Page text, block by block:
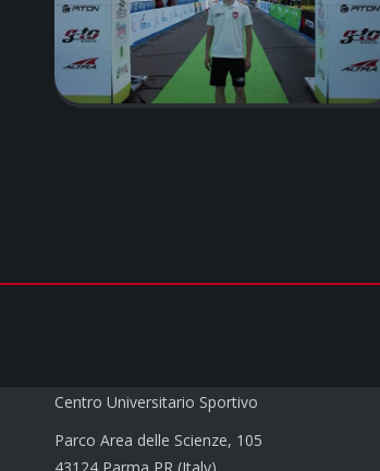
Centro Universitario Sportivo
Parco Area delle Scienze, 105